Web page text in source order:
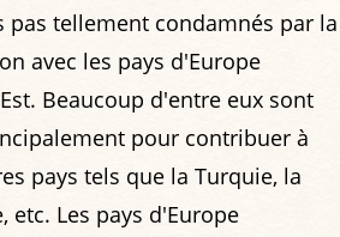
pas tellement condamnés par la
avec les pays d'Europe
Beaucoup d'entre eux sont
pour contribuer à
pays tels que la Turquie, la
etc. Les pays d'Europe